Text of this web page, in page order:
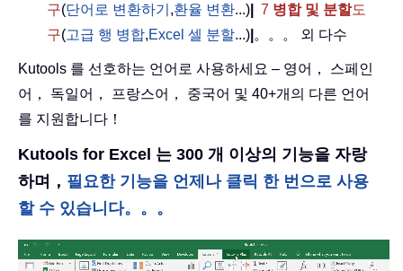
구(단어로 변환하기 ,환율 변환...) 7 병합 및 분할도
구(고급 행 병합,Excel 셀 분할...) 。。。 외 다수
Kutools 를 선호하는 언어로 사용하세요 – 영어， 스페인
어， 독일어， 프랑스어， 중국어 및 40+개의 다른 언어
를 지원합니다！
Kutools for Excel 는 300 개 이상의 기능을 자랑
하며， 필요한 기능을 언제나 클릭 한 번으로 사용
할 수 있습니다。。。